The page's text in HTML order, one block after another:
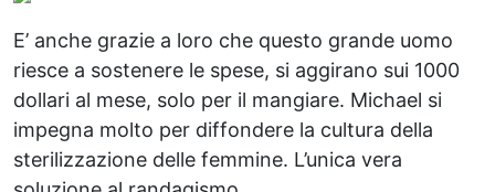
E’ anche grazie a loro che questo grande uomo
riesce a sostenere le spese, si aggirano sui 1000
dollari al mese, solo per il mangiare. Michael si
impegna molto per diffondere la cultura della
sterilizzazione delle femmine. L’unica vera